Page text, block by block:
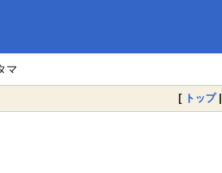
マ
[ トップ|